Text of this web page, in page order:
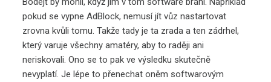
pokud se vypne AdBlock, nemusí jít vůz nastartovat
zrovna kvůli tomu. Takže tady je ta zrada a ten zádrhel,
který varuje všechny amatéry, aby to raději ani
neriskovali. Ono se to pak ve výsledku skutečně
nevyplatí. Je lépe to přenechat oněm softwarovým